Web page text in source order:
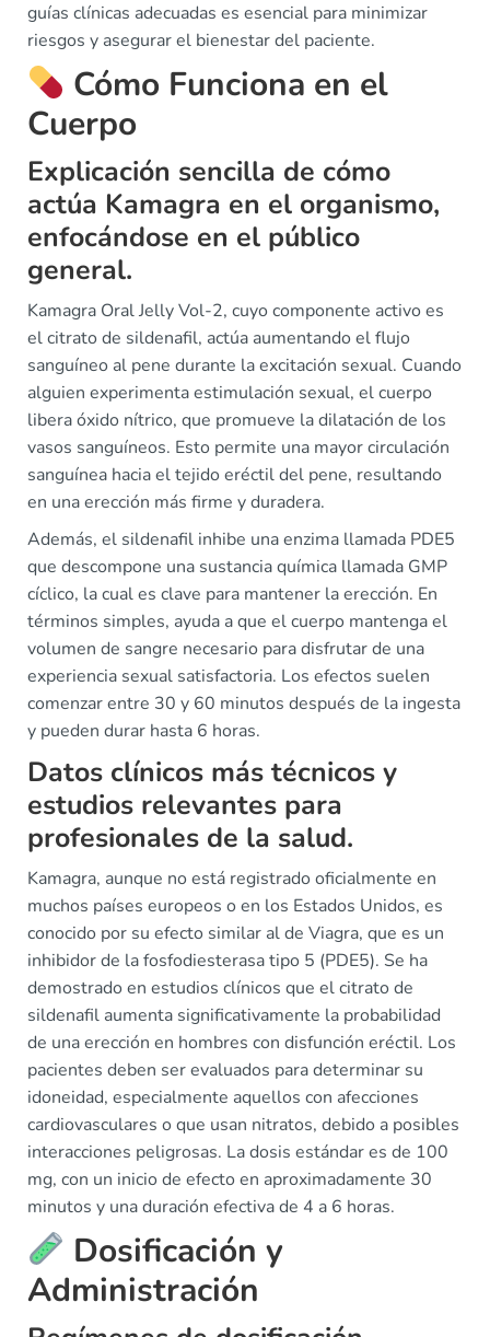
guías clínicas adecuadas es esencial para minimizar
riesgos y asegurar el bienestar del paciente.
Cómo Funciona en el
Cuerpo
Explicación sencilla de cómo
actúa Kamagra en el organismo,
enfocándose en el público
general.
Kamagra Oral Jelly Vol-2, cuyo componente activo es
el citrato de sildenafil, actúa aumentando el flujo
sanguíneo al pene durante la excitación sexual. Cuando
alguien experimenta estimulación sexual, el cuerpo
libera óxido nítrico, que promueve la dilatación de los
vasos sanguíneos. Esto permite una mayor circulación
sanguínea hacia el tejido eréctil del pene, resultando
en una erección más firme y duradera.
Además, el sildenafil inhibe una enzima llamada PDE5
que descompone una sustancia química llamada GMP
cíclico, la cual es clave para mantener la erección. En
términos simples, ayuda a que el cuerpo mantenga el
volumen de sangre necesario para disfrutar de una
experiencia sexual satisfactoria. Los efectos suelen
comenzar entre 30 y 60 minutos después de la ingesta
y pueden durar hasta 6 horas.
Datos clínicos más técnicos y
estudios relevantes para
profesionales de la salud.
Kamagra, aunque no está registrado oficialmente en
muchos países europeos o en los Estados Unidos, es
conocido por su efecto similar al de Viagra, que es un
inhibidor de la fosfodiesterasa tipo 5 (PDE5). Se ha
demostrado en estudios clínicos que el citrato de
sildenafil aumenta significativamente la probabilidad
de una erección en hombres con disfunción eréctil. Los
pacientes deben ser evaluados para determinar su
idoneidad, especialmente aquellos con afecciones
cardiovasculares o que usan nitratos, debido a posibles
interacciones peligrosas. La dosis estándar es de 100
mg, con un inicio de efecto en aproximadamente 30
minutos y una duración efectiva de 4 a 6 horas.
Dosificación y
Administración